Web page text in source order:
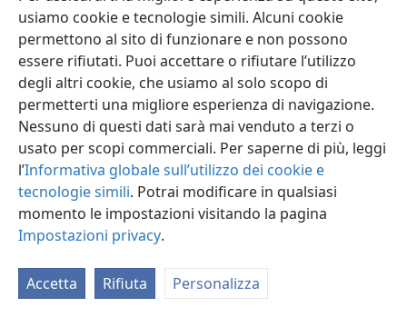
usiamo cookie e tecnologie simili. Alcuni cookie
permettono al sito di funzionare e non possono
essere rifiutati. Puoi accettare o rifiutare l’utilizzo
degli altri cookie, che usiamo al solo scopo di
permetterti una migliore esperienza di navigazione.
Nessuno di questi dati sarà mai venduto a terzi o
usato per scopi commerciali. Per saperne di più, leggi
l’Informativa globale sull’utilizzo dei cookie e
tecnologie simili. Potrai modificare in qualsiasi
momento le impostazioni visitando la pagina
Impostazioni privacy.
Accetta Rifiuta Personalizza
Italiano
Copyright © 2026 Watch Tower Bible and Tract Society of Pennsylvania
JW.ORG
Accedi